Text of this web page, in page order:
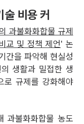
술 비용 커
과불화화합물 규제
교 및 정책 제언' 논
간을 파악해 현실성
생활과 밀접한 생
로 규제를 강화해야
과불화화합물 농도